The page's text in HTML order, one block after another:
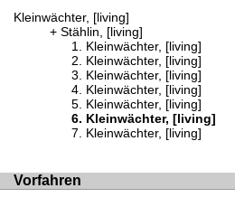
Kleinwächter, [living]
Stählin, [living]
Kleinwächter, [living]
Kleinwächter, [living]
Kleinwächter, [living]
Kleinwächter, [living]
Kleinwächter, [living]
Kleinwächter, [living]
Kleinwächter, [living]
Vorfahren